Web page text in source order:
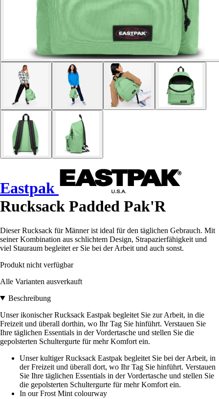
Eastpak
Rucksack Padded Pak'R
Dieser Rucksack für Männer ist ideal für den täglichen Gebrauch. Mit
seiner Kombination aus schlichtem Design, Strapazierfähigkeit und
viel Stauraum begleitet er Sie bei der Arbeit und auch sonst.
Produkt nicht verfügbar
Alle Varianten ausverkauft
Beschreibung
Unser ikonischer Rucksack Eastpak begleitet Sie zur Arbeit, in die
Freizeit und überall dorthin, wo Ihr Tag Sie hinführt. Verstauen Sie
Ihre täglichen Essentials in der Vordertasche und stellen Sie die
gepolsterten Schultergurte für mehr Komfort ein.
Unser kultiger Rucksack Eastpak begleitet Sie bei der Arbeit, in
der Freizeit und überall dort, wo Ihr Tag Sie hinführt. Verstauen
Sie Ihre täglichen Essentials in der Vordertasche und stellen Sie
die gepolsterten Schultergurte für mehr Komfort ein.
In our Frost Mint colourway